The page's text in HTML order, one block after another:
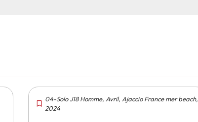
04-Solo J18 Homme, Avril, Ajaccio France mer beach,
2024